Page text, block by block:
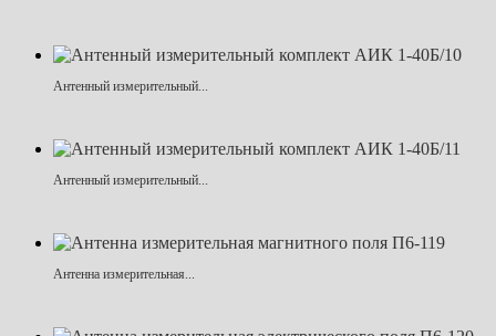
Антенный измерительный...
Антенный измерительный...
Антенна измерительная...